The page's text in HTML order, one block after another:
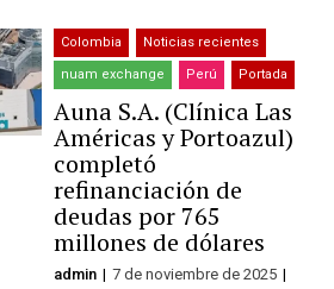
Colombia Noticias recientes
nuam exchange Perú Portada
Auna S.A. (Clínica Las
Américas y Portoazul)
completó
refinanciación de
deudas por 765
millones de dólares
admin 7 de noviembre de 2025